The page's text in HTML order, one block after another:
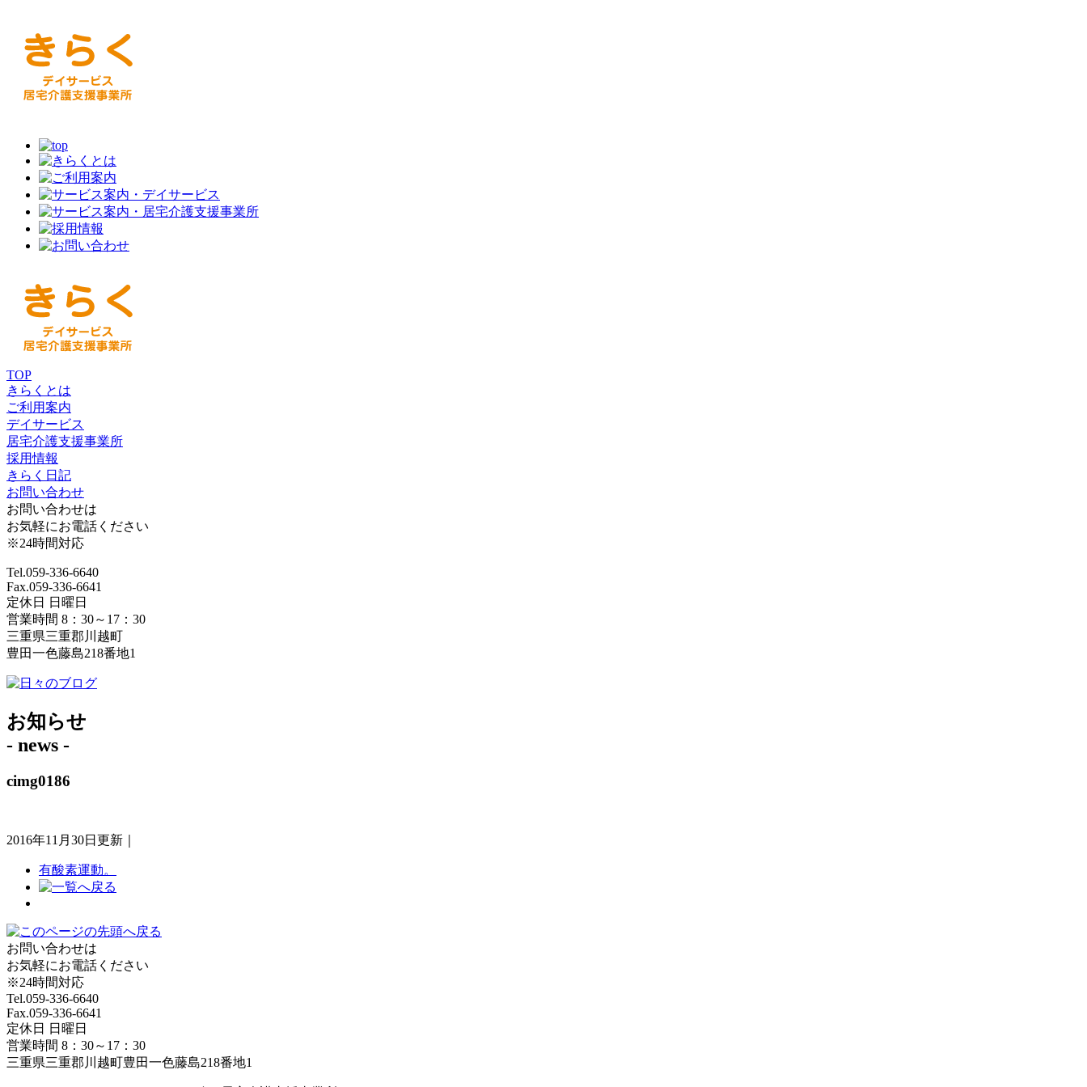
TOP
きらくとは
ご利用案内
デイサービス
居宅介護支援事業所
採用情報
きらく日記
お問い合わせ
お問い合わせは
お気軽にお電話ください
※24時間対応
Tel.059-336-6640
Fax.059-336-6641
定休日 日曜日
営業時間 8：30～17：30
三重県三重郡川越町
豊田一色藤島218番地1
お知らせ
- news -
cimg0186
2016年11月30日更新｜
有酸素運動。
お問い合わせは
お気軽にお電話ください
※24時間対応
Tel.059-336-6640
Fax.059-336-6641
定休日 日曜日
営業時間 8：30～17：30
三重県三重郡川越町豊田一色藤島218番地1